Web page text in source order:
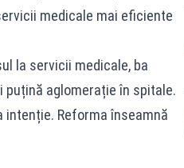
medicale mai eficiente
la servicii medicale, ba
aglomerație în spitale.
intenție. Reforma înseamnă